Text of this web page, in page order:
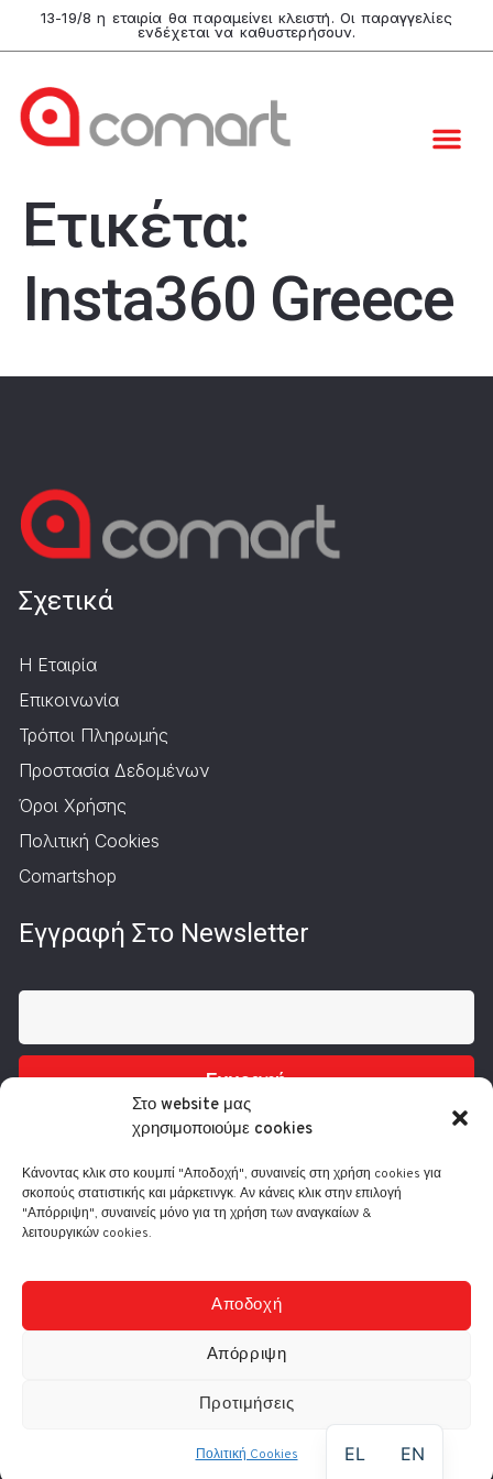
Στο website μας
χρησιμοποιούμε cookies
Κάνοντας κλικ στο κουμπί "Αποδοχή", συναινείς στη χρήση cookies για
σκοπούς στατιστικής και μάρκετινγκ. Αν κάνεις κλικ στην επιλογή
"Απόρριψη", συναινείς μόνο για τη χρήση των αναγκαίων &
λειτουργικών cookies.
Αποδοχή
Απόρριψη
Προτιμήσεις
Πολιτική Cookies
13-19/8 η εταιρία θα παραμείνει κλειστή. Οι παραγγελίες
ενδέχεται να καθυστερήσουν.
Ετικέτα:
Insta360 Greece
Σχετικά
Η Εταιρία
Επικοινωνία
Τρόποι Πληρωμής
Προστασία Δεδομένων
Όροι Χρήσης
Πολιτική Cookies
Comartshop
Εγγραφή Στο Newsletter
Εγγραφή
Τηλ.: 210 3416200
Δευ - Παρ: 9:30 - 18:00
EL EN